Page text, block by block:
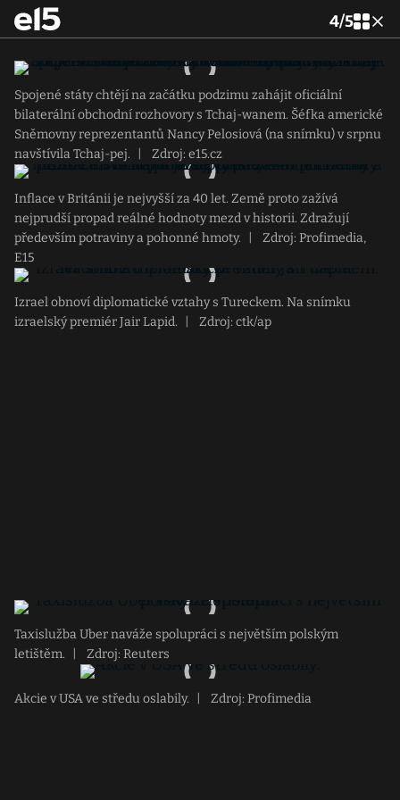
4/5
Spojené státy chtějí na začátku podzimu zahájit oficiální
bilaterální obchodní rozhovory s Tchaj-wanem. Šéfka americké
Sněmovny reprezentantů Nancy Pelosiová (na snímku) v srpnu
navštívila Tchaj-pej.
Zdroj: e15.cz
Inflace v Británii je nejvyšší za 40 let. Země proto zažívá
nejprudší propad reálné hodnoty mezd v historii. Zdražují
především potraviny a pohonné hmoty.
Zdroj: Profimedia,
E15
Izrael obnoví diplomatické vztahy s Tureckem. Na snímku
izraelský premiér Jair Lapid.
Zdroj: ctk/ap
Taxislužba Uber naváže spolupráci s největším polským
letištěm.
Zdroj: Reuters
Akcie v USA ve středu oslabily. Zdroj: Profimedia